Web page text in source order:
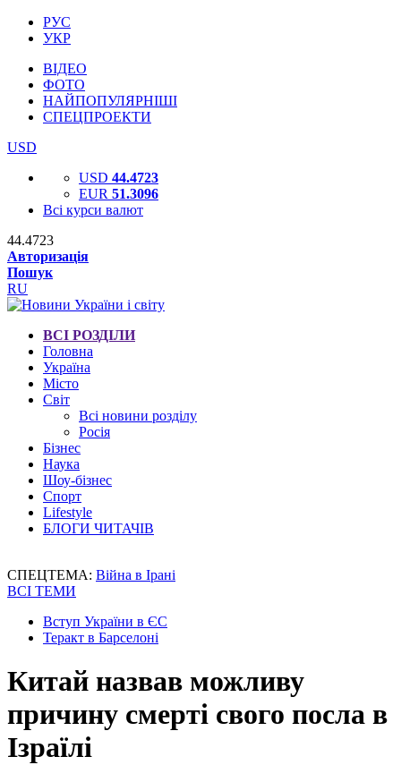
РУС
УКР
ВІДЕО
ФОТО
НАЙПОПУЛЯРНІШІ
СПЕЦПРОЕКТИ
USD
USD 44.4723
EUR 51.3096
Всі курси валют
44.4723
Авторизація
Пошук
RU
ВСІ РОЗДІЛИ
Головна
Україна
Місто
Світ
Всі новини розділу
Росія
Бізнес
Наука
Шоу-бізнес
Спорт
Lifestyle
БЛОГИ ЧИТАЧІВ
СПЕЦТЕМА: Війна в Ірані
ВСІ ТЕМИ
Вступ України в ЄС
Теракт в Барселоні
Китай назвав можливу
причину смерті свого посла в
Ізраїлі